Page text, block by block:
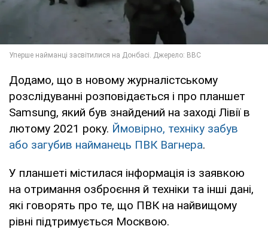
Додамо, що в новому журналістському
розслідуванні розповідається і про планшет
Samsung, який був знайдений на заході Лівії в
лютому 2021 року. Ймовірно, техніку забув
або загубив найманець ПВК Вагнера.
У планшеті містилася інформація із заявкою
на отримання озброєння й техніки та інші дані,
які говорять про те, що ПВК на найвищому
рівні підтримується Москвою.